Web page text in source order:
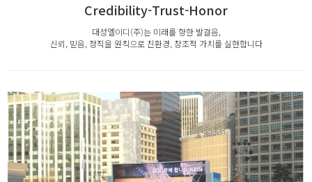
Credibility-Trust-Honor
대성엘이디(주)는 미래를 향한 발걸음,
신뢰, 믿음, 정직을 원칙으로 친환경, 창조적 가치를 실현합니다